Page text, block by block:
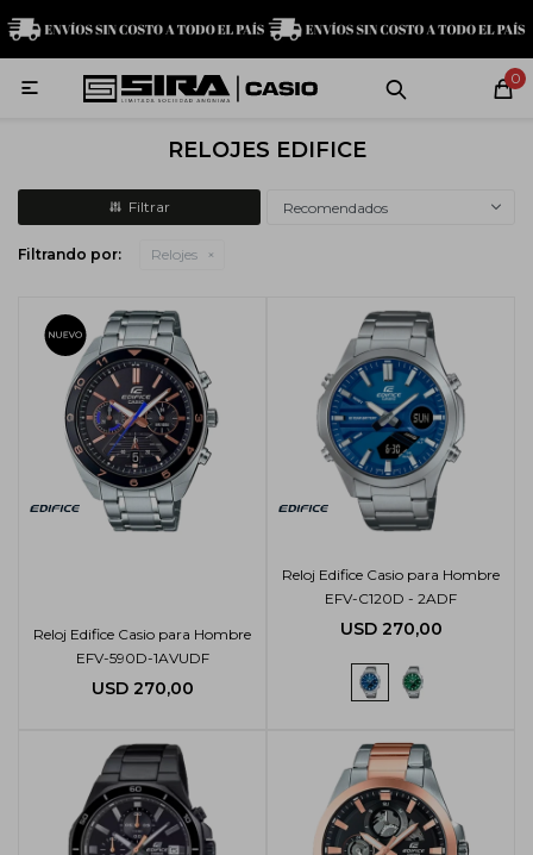
0

RELOJES EDIFICE
Recomendados
Filtrando por: Relojes
Reloj Edifice Casio para Hombre
EFV-590D-1AVUDF
USD 270,00
Reloj Edifice Casio para Hombre
EFV-C120D - 2ADF
USD 270,00
MI CUENTA
Relojes Servicio técnico Contacto
G-Shock
Edifice
Casio